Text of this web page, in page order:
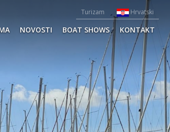
Turizam Hrvatski
NOVOSTI BOAT SHOWS KONTAKT